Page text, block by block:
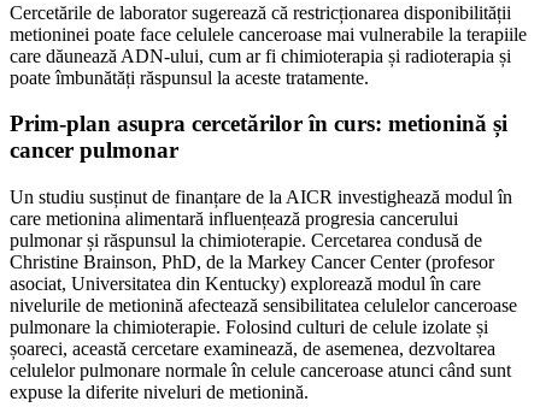
Cercetările de laborator sugerează că restricționarea disponibilității
metioninei poate face celulele canceroase mai vulnerabile la terapiile
care dăunează ADN-ului, cum ar fi chimioterapia și radioterapia și
poate îmbunătăți răspunsul la aceste tratamente.
Prim-plan asupra cercetărilor în curs: metionină și
cancer pulmonar
Un studiu susținut de finanțare de la AICR investighează modul în
care metionina alimentară influențează progresia cancerului
pulmonar și răspunsul la chimioterapie. Cercetarea condusă de
Christine Brainson, PhD, de la Markey Cancer Center (profesor
asociat, Universitatea din Kentucky) explorează modul în care
nivelurile de metionină afectează sensibilitatea celulelor canceroase
pulmonare la chimioterapie. Folosind culturi de celule izolate și
șoareci, această cercetare examinează, de asemenea, dezvoltarea
celulelor pulmonare normale în celule canceroase atunci când sunt
expuse la diferite niveluri de metionină.